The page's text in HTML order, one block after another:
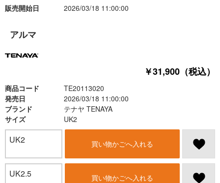
アルマ
￥31,900（税込）
商品コード
TE20113020
発売日
2026/03/18 11:00:00
販売開始日 2026/03/18 11:00:00
ブランド
テナヤ TENAYA
サイズ
UK2
UK2 買い物かごへ入れる
UK2.5 買い物かごへ入れる